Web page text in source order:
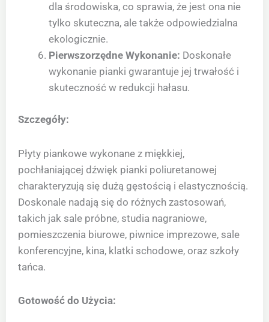
dla środowiska, co sprawia, że jest ona nie
tylko skuteczna, ale także odpowiedzialna
ekologicznie.
Pierwszorzędne Wykonanie: Doskonałe
wykonanie pianki gwarantuje jej trwałość i
skuteczność w redukcji hałasu.
Szczegóły:
Płyty piankowe wykonane z miękkiej,
pochłaniającej dźwięk pianki poliuretanowej
charakteryzują się dużą gęstością i elastycznością.
Doskonale nadają się do różnych zastosowań,
takich jak sale próbne, studia nagraniowe,
pomieszczenia biurowe, piwnice imprezowe, sale
konferencyjne, kina, klatki schodowe, oraz szkoły
tańca.
Gotowość do Użycia: